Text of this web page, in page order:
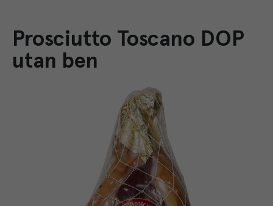
Prosciutto Toscano DOP
utan ben